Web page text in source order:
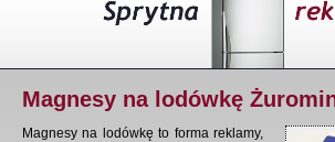
Magnesy na lodówkę
Magnesy na lodówkę to forma reklamy,